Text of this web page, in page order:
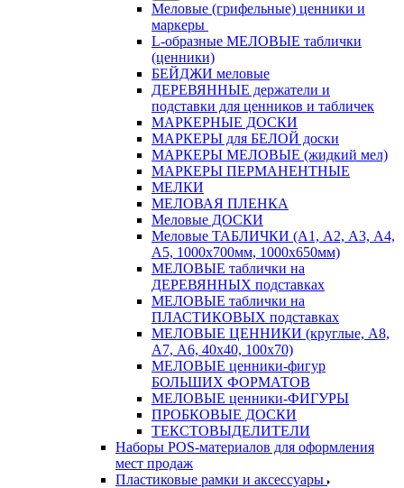
Меловые (грифельные) ценники и
маркеры
L-образные МЕЛОВЫЕ таблички
(ценники)
БЕЙДЖИ меловые
ДЕРЕВЯННЫЕ держатели и
подставки для ценников и табличек
МАРКЕРНЫЕ ДОСКИ
МАРКЕРЫ для БЕЛОЙ доски
МАРКЕРЫ МЕЛОВЫЕ (жидкий мел)
МАРКЕРЫ ПЕРМАНЕНТНЫЕ
МЕЛКИ
МЕЛОВАЯ ПЛЕНКА
Меловые ДОСКИ
Меловые ТАБЛИЧКИ (А1, А2, А3, А4,
А5, 1000х700мм, 1000х650мм)
МЕЛОВЫЕ таблички на
ДЕРЕВЯННЫХ подставках
МЕЛОВЫЕ таблички на
ПЛАСТИКОВЫХ подставках
МЕЛОВЫЕ ЦЕННИКИ (круглые, А8,
А7, А6, 40х40, 100х70)
МЕЛОВЫЕ ценники-фигур
БОЛЬШИХ ФОРМАТОВ
МЕЛОВЫЕ ценники-ФИГУРЫ
ПРОБКОВЫЕ ДОСКИ
ТЕКСТОВЫДЕЛИТЕЛИ
Наборы POS-материалов для оформления
мест продаж
Пластиковые рамки и аксессуары